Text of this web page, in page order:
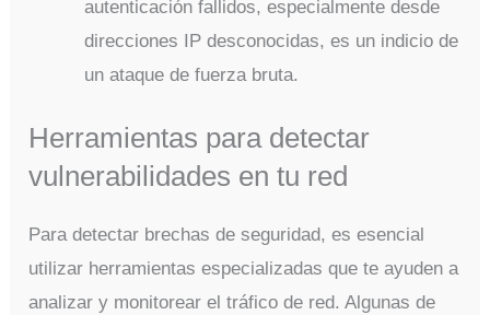
autenticación fallidos, especialmente desde
direcciones IP desconocidas, es un indicio de
un ataque de fuerza bruta.
Herramientas para detectar
vulnerabilidades en tu red
Para detectar brechas de seguridad, es esencial
utilizar herramientas especializadas que te ayuden a
analizar y monitorear el tráfico de red. Algunas de